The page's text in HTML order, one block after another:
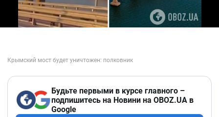
Будьте первыми в курсе главного –
подпишитесь на Новини на OBOZ.UA в
Google